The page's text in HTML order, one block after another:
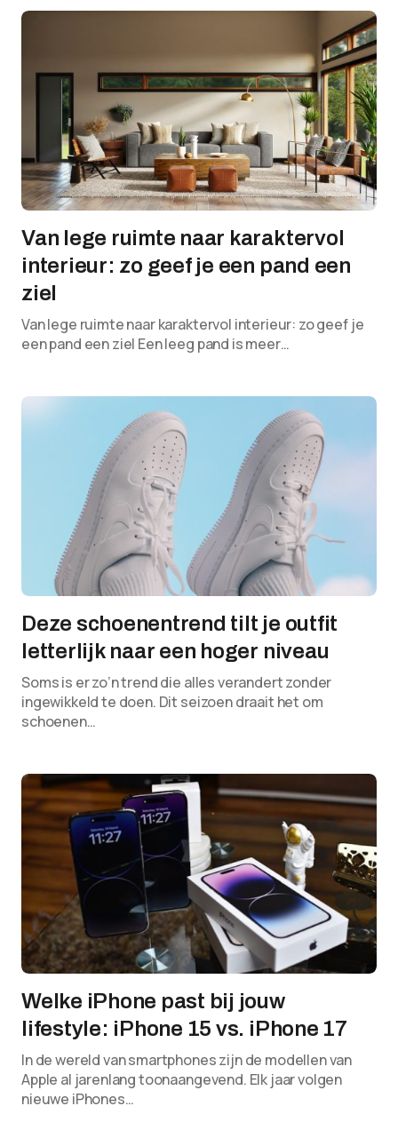
Van lege ruimte naar karaktervol
interieur: zo geef je een pand een
ziel
Van lege ruimte naar karaktervol interieur: zo geef je
een pand een ziel Een leeg pand is meer…
Deze schoenentrend tilt je outfit
letterlijk naar een hoger niveau
Soms is er zo’n trend die alles verandert zonder
ingewikkeld te doen. Dit seizoen draait het om
schoenen…
Welke iPhone past bij jouw
lifestyle: iPhone 15 vs. iPhone 17
In de wereld van smartphones zijn de modellen van
Apple al jarenlang toonaangevend. Elk jaar volgen
nieuwe iPhones…